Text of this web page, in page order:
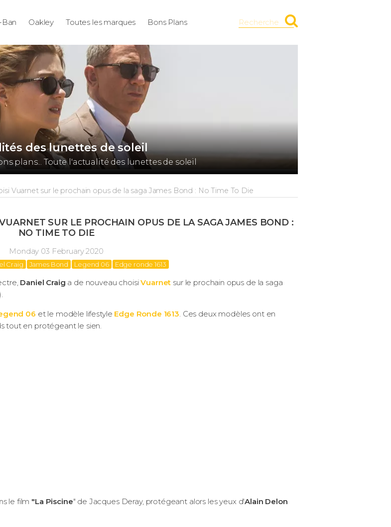
Ban Oakley Toutes les marques Bons Plans Recherche
des lunettes de soleil
plans... Toute l'actualité des lunettes de soleil
Vuarnet sur le prochain opus de la saga James Bond : No Time To Die
SUR LE PROCHAIN OPUS DE LA SAGA JAMES BOND :
NO TIME TO DIE
Monday 03 February 2020
Craig James Bond Legend 06 Edge ronde 1613
Daniel Craig a de nouveau choisiVuarnet sur le prochain opus de la saga
06 et le modèle lifestyle Edge Ronde 1613. Ces deux modèles ont en
tout en protégeant le sien.
le film "La Piscine" de Jacques Deray, protégeant alors les yeux d'Alain Delon